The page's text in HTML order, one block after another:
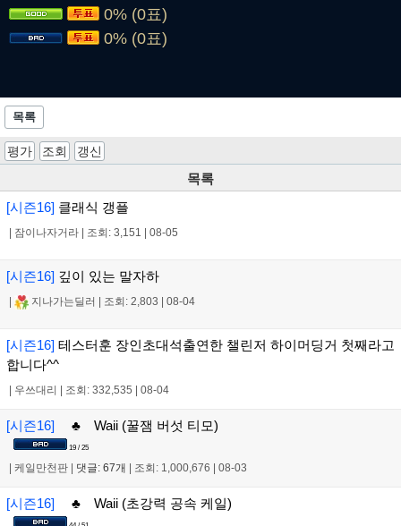
0% (0표)
0% (0표)
목록
평가 조회 갱신
목록
[시즌16] 클래식 갱플
| 잠이나자거라 | 조회: 3,151 | 08-05
[시즌16] 깊이 있는 말자하
| 지나가는딜러 | 조회: 2,803 | 08-04
[시즌16] 테스터훈 장인초대석출연한 챌린저 하이머딩거 첫째라고
합니다^^
| 우쓰대리 | 조회: 332,535 | 08-04
[시즌16] ♣ Waii (꿀잼 버섯 티모)
19 / 25
케일만천판 댓글: 67개 조회: 1,000,676 08-03
[시즌16] ♣ Waii (초강력 공속 케일)